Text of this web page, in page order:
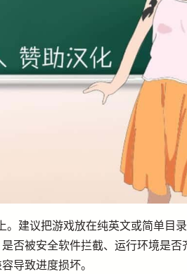
建议把游戏放在纯英文或简单目
否被安全软件拦截、运行环境是
导致进度损坏。